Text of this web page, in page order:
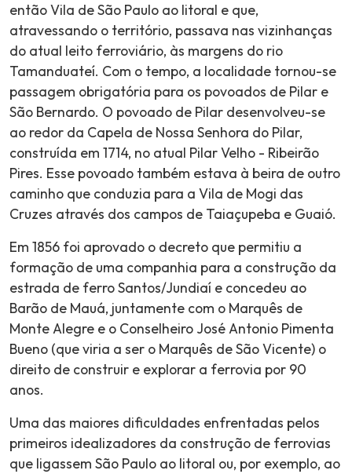
então Vila de São Paulo ao litoral e que,
atravessando o território, passava nas vizinhanças
do atual leito ferroviário, às margens do rio
Tamanduateí. Com o tempo, a localidade tornou-se
passagem obrigatória para os povoados de Pilar e
São Bernardo. O povoado de Pilar desenvolveu-se
ao redor da Capela de Nossa Senhora do Pilar,
construída em 1714, no atual Pilar Velho - Ribeirão
Pires. Esse povoado também estava à beira de outro
caminho que conduzia para a Vila de Mogi das
Cruzes através dos campos de Taiaçupeba e Guaió.
Em 1856 foi aprovado o decreto que permitiu a
formação de uma companhia para a construção da
estrada de ferro Santos/Jundiaí e concedeu ao
Barão de Mauá, juntamente com o Marquês de
Monte Alegre e o Conselheiro José Antonio Pimenta
Bueno (que viria a ser o Marquês de São Vicente) o
direito de construir e explorar a ferrovia por 90
anos.
Uma das maiores dificuldades enfrentadas pelos
primeiros idealizadores da construção de ferrovias
que ligassem São Paulo ao litoral ou, por exemplo, ao